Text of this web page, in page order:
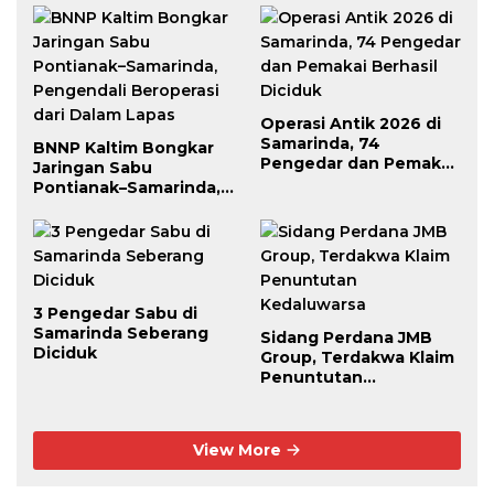
BNNP Kaltim Bongkar
Jaringan Sabu
Pontianak–Samarinda,
dari Dalam Lapas
Operasi Antik 2026 di
Samarinda, 74
Pengedar dan Pemakai
3 Pengedar Sabu di
Samarinda Seberang
Diciduk
Sidang Perdana JMB
Group, Terdakwa Klaim
Penuntutan
View More